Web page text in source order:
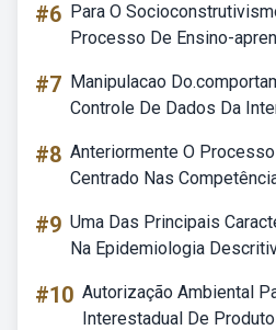
#6 Para O
Processo De Ensino-
#7 Manipulacao
Controle De Dados Da
#8 Anteriormente O
Centrado Nas
#9 Uma Das Principais
Na Epidemiologia
#10 Autorização Ambiental
Interestadual De